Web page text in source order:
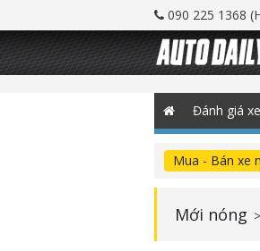
090 225 1368
Đánh giá xe
Mua - Bán xe
Mới nóng >